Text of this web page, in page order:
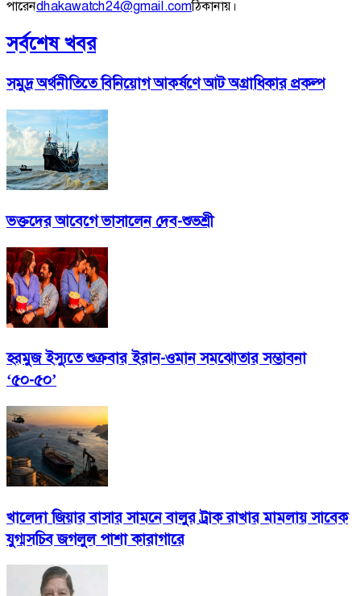
পারেনdhakawatch24@gmail.comঠিকানায়।
সর্বশেষ খবর
সমুদ্র অর্থনীতিতে বিনিয়োগ আকর্ষণে আট অগ্রাধিকার প্রকল্প
ভক্তদের আবেগে ভাসালেন দেব-শুভশ্রী
হরমুজ ইস্যুতে শুক্রবার ইরান-ওমান সমঝোতার সম্ভাবনা
‘৫০-৫০’
খালেদা জিয়ার বাসার সামনে বালুর ট্রাক রাখার মামলায় সাবেক
যুগ্মসচিব জগলুল পাশা কারাগারে